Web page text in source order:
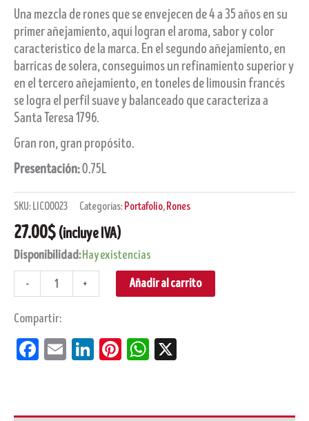
Una mezcla de rones que se envejecen de 4 a 35 años en su
primer añejamiento, aquí logran el aroma, sabor y color
característico de la marca. En el segundo añejamiento, en
barricas de solera, conseguimos un refinamiento superior y
en el tercero añejamiento, en toneles de limousin francés
se logra el perfil suave y balanceado que caracteriza a
Santa Teresa 1796.
Gran ron, gran propósito.
Presentación:0.75L
SKU:LICO0023 Categorías:Portafolio,Rones
27.00$(incluye IVA)
Disponibilidad:Hay existencias
-
+ Añadir al carrito
Compartir:
Facebook
EmailLinkedIn
PinterestWhatsApp